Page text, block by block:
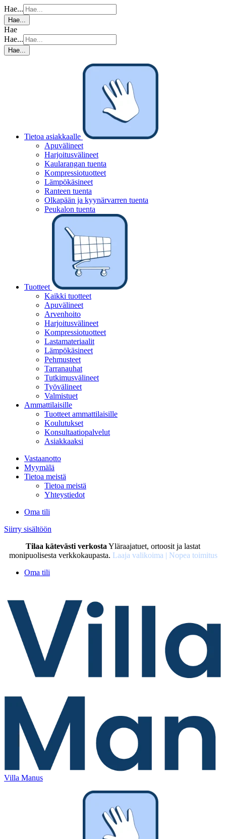
Hae...
Hae...
Hae
Hae...
Hae...
Tietoa asiakkaalle
Apuvälineet
Harjoitusvälineet
Kaularangan tuenta
Kompressiotuotteet
Lämpökäsineet
Ranteen tuenta
Olkapään ja kyynärvarren tuenta
Peukalon tuenta
Tuotteet
Kaikki tuotteet
Apuvälineet
Arvenhoito
Harjoitusvälineet
Kompressiotuotteet
Lastamateriaalit
Lämpökäsineet
Pehmusteet
Tarranauhat
Tutkimusvälineet
Työvälineet
Valmistuet
Ammattilaisille
Tuotteet ammattilaisille
Koulutukset
Konsultaatiopalvelut
Asiakkaaksi
Vastaanotto
Myymälä
Tietoa meistä
Tietoa meistä
Yhteystiedot
Oma tili
Siirry sisältöön
Tilaa kätevästi verkosta Yläraajatuet, ortoosit ja lastat
monipuolisesta verkkokaupasta. Laaja valikoima | Nopea toimitus
Oma tili
Villa Manus